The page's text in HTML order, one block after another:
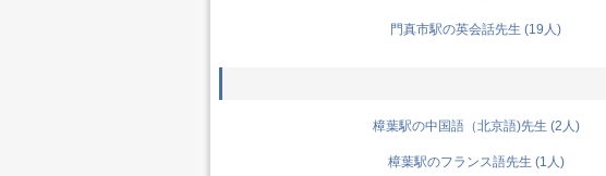
門真市駅の英会話先生 (19人)
樟葉駅の中国語（北京語)先生 (2人)
樟葉駅のフランス語先生 (1人)